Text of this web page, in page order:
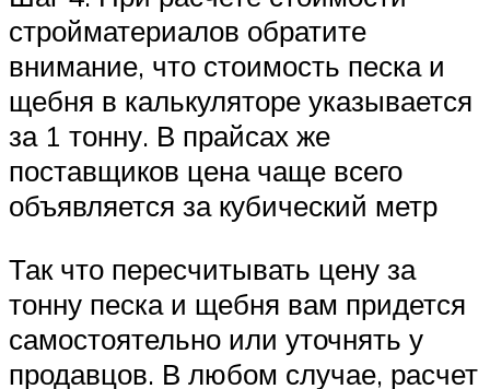
стройматериалов обратите
внимание, что стоимость песка и
щебня в калькуляторе указывается
за 1 тонну. В прайсах же
поставщиков цена чаще всего
объявляется за кубический метр
Так что пересчитывать цену за
тонну песка и щебня вам придется
самостоятельно или уточнять у
продавцов. В любом случае, расчет